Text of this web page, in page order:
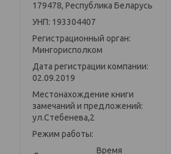
179478, Республика Беларусь
УНП: 193304407
Регистрационный орган:
Мингорисполком
Дата регистрации компании:
02.09.2019
Местонахождение книги
замечаний и предложений:
ул.Стебенева,2
Режим работы:
Время